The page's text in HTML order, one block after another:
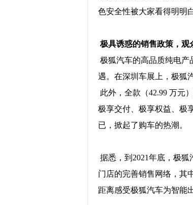
色安全性被大家看得明明
极具诱惑的销售政策，观
极狐汽车的高品质纯电产
遇。在深圳车展上，极狐
此外，全款（42.99 万元
极享交付、极享权益、极
已，掀起了购车的热潮。
据悉，到2021年底，极狐
门店的完善销售网络，其
距离感受极狐汽车为智能